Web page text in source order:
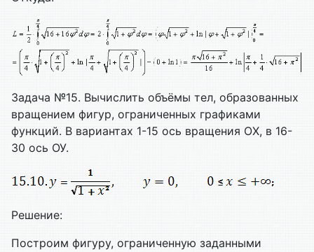
Задача №15. Вычислить объёмы тел, образованных
вращением фигур, ограниченных графиками
функций. В вариантах 1-15 ось вращения ОХ, в 16-
30 ось ОУ.
Решение:
Построим фигуру, ограниченную заданными